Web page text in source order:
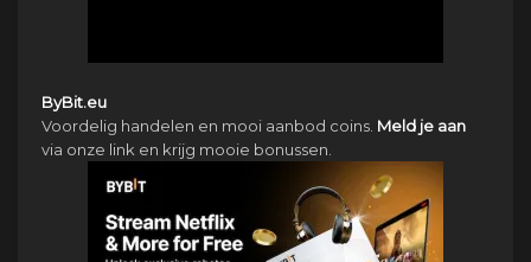
ByBit.eu
Voordelig handelen en mooi aanbod coins. Meld je aan
via onze link en krijg mooie bonussen.